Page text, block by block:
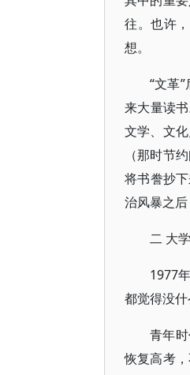
往。也许
想。
“文革
来大量读
文学、文
（那时节
将书誊抄
治风暴之后
二 大
1977
都觉得没
青年
恢复高考